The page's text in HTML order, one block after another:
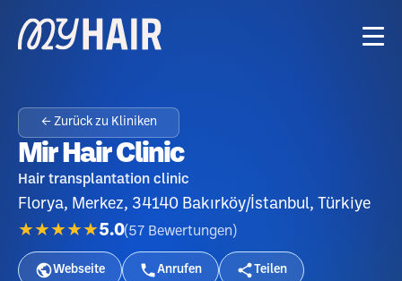
← Zurück zu Kliniken
Mir Hair Clinic
Hair transplantation clinic
Florya, Merkez, 34140 Bakırköy/İstanbul, Türkiye
★★★★★5.0(57 Bewertungen )
Webseite Anrufen Teilen